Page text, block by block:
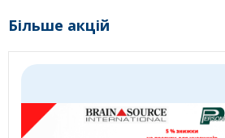
Більше акцій